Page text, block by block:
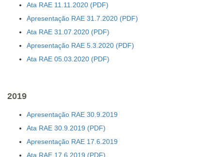
Ata RAE 11.11.2020
Apresentação RAE 31.7.2020
Ata RAE 31.07.2020
Apresentação RAE 5.3.2020
Ata RAE 05.03.2020
2019
Apresentação RAE 30.9.2019
Ata RAE 30.9.2019
Apresentação RAE 17.6.2019
Ata RAE 17.6.2019